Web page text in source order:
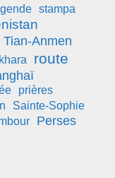
stampa
Tian-Anmen
route
prières
Sainte-Sophie
Perses